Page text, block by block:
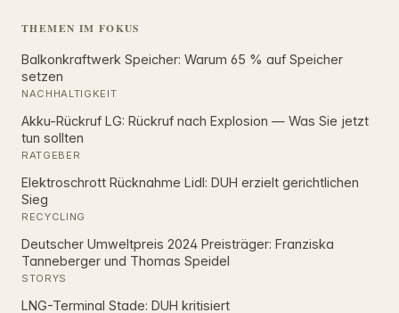
THEMEN IM FOKUS
Balkonkraftwerk Speicher: Warum 65 % auf Speicher
setzen
NACHHALTIGKEIT
Akku-Rückruf LG: Rückruf nach Explosion — Was Sie jetzt
tun sollten
RATGEBER
Elektroschrott Rücknahme Lidl: DUH erzielt gerichtlichen
Sieg
RECYCLING
Deutscher Umweltpreis 2024 Preisträger: Franziska
Tanneberger und Thomas Speidel
STORYS
LNG-Terminal Stade: DUH kritisiert